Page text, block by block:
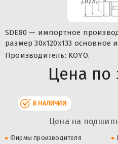
SDE80 — импортное
размер 30x120x133 основное
Производитель: KOYO.
Цена по
В НАЛИЧИИ
Цена на
Фирмы производителя